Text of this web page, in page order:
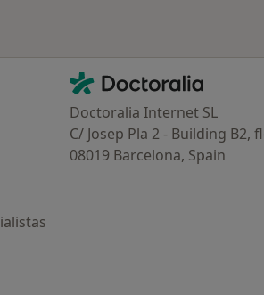
Contacto
Doctoralia - Página de inicio
Doctoralia Internet SL
C/ Josep Pla 2 - Building B2,
08019 Barcelona, Spain